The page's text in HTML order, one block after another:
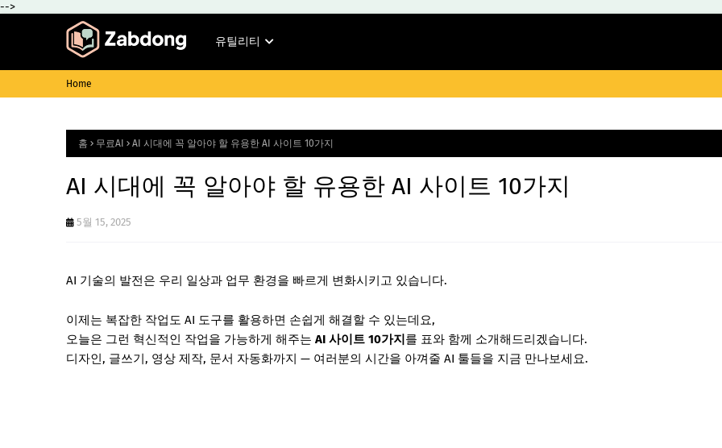
-->
유틸리티
Home
홈 무료AI AI 시대에 꼭 알아야 할 유용한 AI 사이트 10가지
AI 시대에 꼭 알아야 할 유용한 AI 사이트 10가지
5월 15, 2025
AI 기술의 발전은 우리 일상과 업무 환경을 빠르게 변화시키고 있습니다.
이제는 복잡한 작업도 AI 도구를 활용하면 손쉽게 해결할 수 있는데요,
오늘은 그런 혁신적인 작업을 가능하게 해주는 AI 사이트 10가지를 표와 함께 소개해드리겠습니다.
디자인, 글쓰기, 영상 제작, 문서 자동화까지 — 여러분의 시간을 아껴줄 AI 툴들을 지금 만나보세요.